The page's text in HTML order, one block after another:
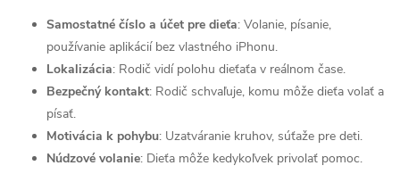
Samostatné číslo a účet pre dieťa: Volanie, písanie,
používanie aplikácií bez vlastného iPhonu.
Lokalizácia: Rodič vidí polohu dieťaťa v reálnom čase.
Bezpečný kontakt: Rodič schvaľuje, komu môže dieťa volať a
písať.
Motivácia k pohybu: Uzatváranie kruhov, súťaže pre deti.
Núdzové volanie: Dieťa môže kedykoľvek privolať pomoc.